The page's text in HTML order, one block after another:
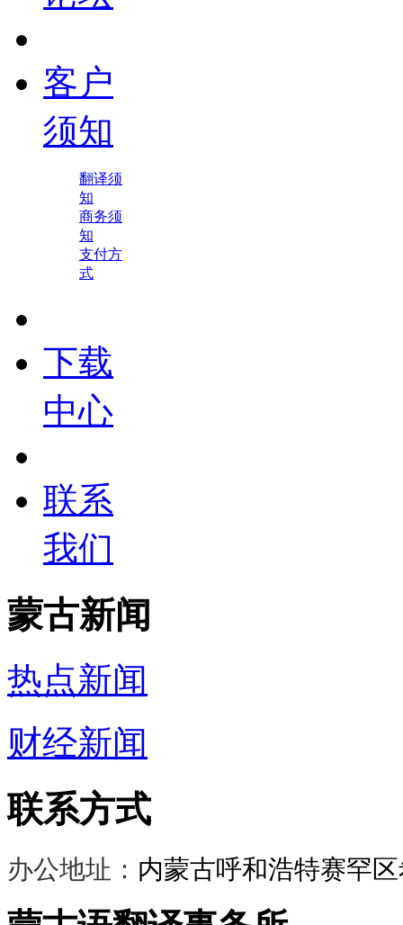
客户
须知
翻译须
知
商务须
知
支付方
式
下载
中心
联系
我们
蒙古新闻
热点新闻
财经新闻
联系方式
办公地址： 内蒙古呼和浩特赛罕